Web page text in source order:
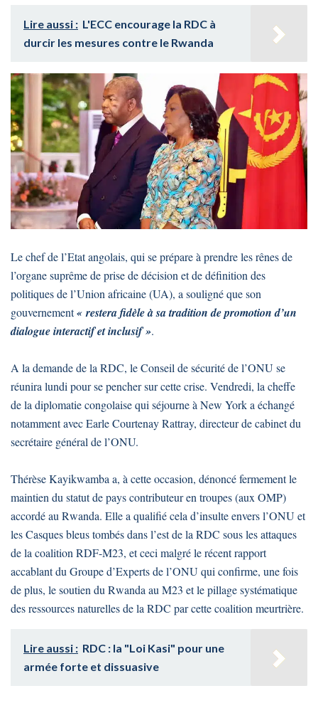
Lire aussi : L'ECC encourage la RDC à
durcir les mesures contre le Rwanda
Le chef de l’Etat angolais, qui se prépare à prendre les rênes de
l’organe suprême de prise de décision et de définition des
politiques de l’Union africaine (UA), a souligné que son
gouvernement« restera fidèle à sa tradition de promotion d’un
dialogue interactif et inclusif ».
A la demande de la RDC, le Conseil de sécurité de l’ONU se
réunira lundi pour se pencher sur cette crise. Vendredi, la cheffe
de la diplomatie congolaise qui séjourne à New York a échangé
notamment avec Earle Courtenay Rattray, directeur de cabinet du
secrétaire général de l’ONU.
Thérèse Kayikwamba a, à cette occasion, dénoncé fermement le
maintien du statut de pays contributeur en troupes (aux OMP)
accordé au Rwanda. Elle a qualifié cela d’insulte envers l’ONU et
les Casques bleus tombés dans l’est de la RDC sous les attaques
de la coalition RDF-M23, et ceci malgré le récent rapport
accablant du Groupe d’Experts de l’ONU qui confirme, une fois
de plus, le soutien du Rwanda au M23 et le pillage systématique
des ressources naturelles de la RDC par cette coalition meurtrière.
Lire aussi : RDC : la "Loi Kasi" pour une
armée forte et dissuasive